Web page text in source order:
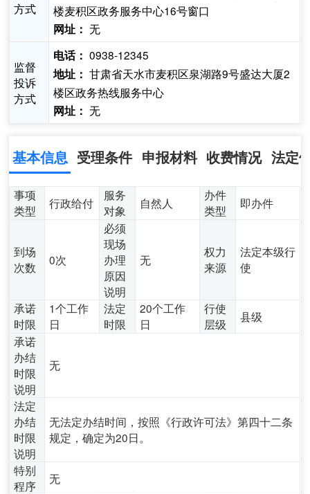
方式
楼麦积区政务服务中心16号窗口
网址： 无
监督
投诉
方式
电话： 0938-12345
地址： 甘肃省天水市麦积区泉湖路9号盛达大厦2
楼区政务热线服务中心
网址： 无
基本信息 受理条件 申报材料 收费情况 法定
事项
类型
行政给付
服务
对象
自然人
办件
类型
即办件
到场
次数
0次
必须
现场
办理
原因
说明
无
权力
来源
法定本级行
使
承诺
时限
1个工作
日
法定
时限
20个工作
日
行使
层级
县级
承诺
办结
时限
说明
无
法定
办结
时限
说明
无法定办结时间，按照《行政许可法》第四十二条
规定，确定为20日。
特别
程序
无